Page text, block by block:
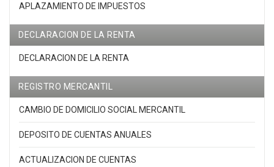
APLAZAMIENTO DE IMPUESTOS
DECLARACION DE LA RENTA
DECLARACION DE LA RENTA
REGISTRO MERCANTIL
CAMBIO DE DOMICILIO SOCIAL MERCANTIL
DEPOSITO DE CUENTAS ANUALES
ACTUALIZACION DE CUENTAS